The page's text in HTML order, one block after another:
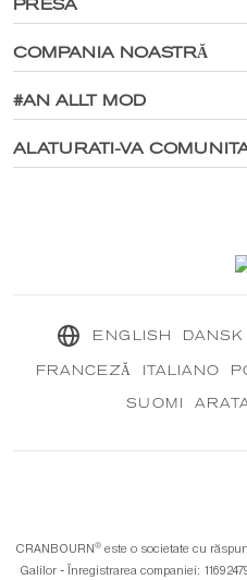
PRESA
termeni si conditii
Politica privind activele mărcii și
Politica de cookie-uri
COMPANIA NOASTRĂ
Site-ul principal
Explorați CRANBOURN®
#AN ALLT MOD
În interiorul CRANBOURN®
ALATURATI-VA
ENGLISH DANSK
FRANCEZĂ ITALIANO
SUOMI
CRANBOURN®️este o societate cu
Galilor - Înregistrarea companiei: